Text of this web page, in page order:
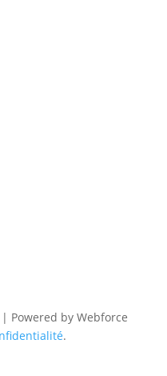
Powered by Webforce
.